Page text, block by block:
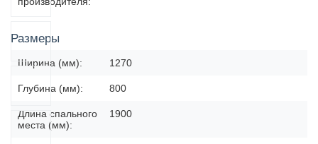
Размеры
Ширина (мм): 1270
Глубина (мм): 800
Длина спального
места (мм):
1900